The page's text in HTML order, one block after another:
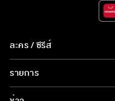
ละคร / ซีรีส์
ละคร/ซีรีส์
ซีรีส์นานาชาติ
รายการ
รายการทั้งหมด